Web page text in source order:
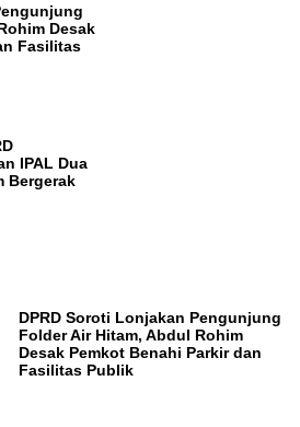
Desak
Fasilitas
IPAL Dua
Bergerak
DPRD Soroti Lonjakan Pengunjung
Folder Air Hitam, Abdul Rohim
Desak Pemkot Benahi Parkir dan
Fasilitas Publik